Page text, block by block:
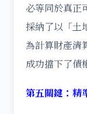
必等同於真正
採納了以「土
為計算財產清
成功擋下了債
第五關鍵：精